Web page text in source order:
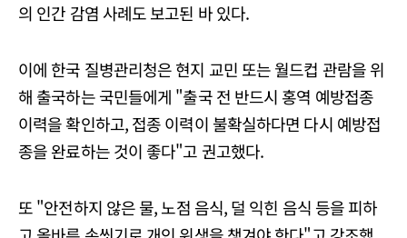
의 인간 감염 사례도 보고된 바 있다.
이에 한국 질병관리청은 현지 교민 또는 월드컵 관람을 위
해 출국하는 국민들에게 "출국 전 반드시 홍역 예방접종
이력을 확인하고, 접종 이력이 불확실하다면 다시 예방접
종을 완료하는 것이 좋다"고 권고했다.
또 "안전하지 않은 물, 노점 음식, 덜 익힌 음식 등을 피하